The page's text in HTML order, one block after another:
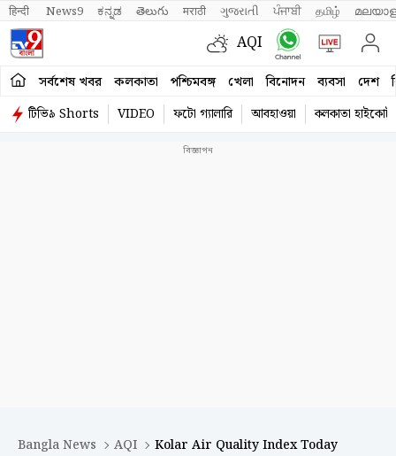
हिन्दी News9 ಕನ್ನಡ తెలుగు मराठी ગુજરાતી ਪੰਜਾਬੀ தமிழ்
AQI
সর্বশেষ খবর কলকাতা পশ্চিমবঙ্গ খেলা বিনোদন ব্যবসা দেশ
টিভি৯ Shorts VIDEO ফটো গ্যালারি আবহাওয়া কলকাতা হাইকোর্ট
Bangla News AQI Kolar Air Quality Index Today